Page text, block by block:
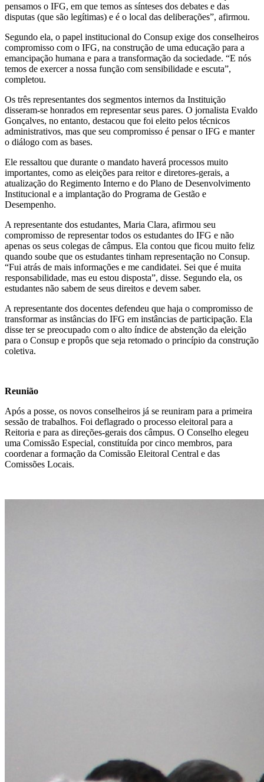
pensamos o IFG, em que temos as sínteses dos debates e das
disputas (que são legítimas) e é o local das deliberações”, afirmou.
Segundo ela, o papel institucional do Consup exige dos conselheiros
compromisso com o IFG, na construção de uma educação para a
emancipação humana e para a transformação da sociedade. “E nós
temos de exercer a nossa função com sensibilidade e escuta”,
completou.
Os três representantes dos segmentos internos da Instituição
disseram-se honrados em representar seus pares. O jornalista Evaldo
Gonçalves, no entanto, destacou que foi eleito pelos técnicos
administrativos, mas que seu compromisso é pensar o IFG e manter
o diálogo com as bases.
Ele ressaltou que durante o mandato haverá processos muito
importantes, como as eleições para reitor e diretores-gerais, a
atualização do Regimento Interno e do Plano de Desenvolvimento
Institucional e a implantação do Programa de Gestão e
Desempenho.
A representante dos estudantes, Maria Clara, afirmou seu
compromisso de representar todos os estudantes do IFG e não
apenas os seus colegas de câmpus. Ela contou que ficou muito feliz
quando soube que os estudantes tinham representação no Consup.
“Fui atrás de mais informações e me candidatei. Sei que é muita
responsabilidade, mas eu estou disposta”, disse. Segundo ela, os
estudantes não sabem de seus direitos e devem saber.
A representante dos docentes defendeu que haja o compromisso de
transformar as instâncias do IFG em instâncias de participação. Ela
disse ter se preocupado com o alto índice de abstenção da eleição
para o Consup e propôs que seja retomado o princípio da construção
coletiva.
Reunião
Após a posse, os novos conselheiros já se reuniram para a primeira
sessão de trabalhos. Foi deflagrado o processo eleitoral para a
Reitoria e para as direções-gerais dos câmpus. O Conselho elegeu
uma Comissão Especial, constituída por cinco membros, para
coordenar a formação da Comissão Eleitoral Central e das
Comissões Locais.